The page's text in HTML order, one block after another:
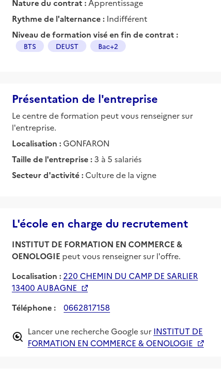
Nature du contrat : Apprentissage
Rythme de l'alternance : Indifférent
Niveau de formation visé en fin de contrat :
BTS DEUST Bac+2
Présentation de l'entreprise
Le centre de formation peut vous renseigner sur
l'entreprise.
Localisation :GONFARON
Taille de l'entreprise : 3 à 5 salariés
Secteur d'activité : Culture de la vigne
L'école en charge du recrutement
INSTITUT DE FORMATION EN COMMERCE &
OENOLOGIE peut vous renseigner sur l'offre.
Localisation : 220 CHEMIN DU CAMP DE SARLIER
13400 AUBAGNE
Téléphone :
0662817158
Lancer une recherche Google sur INSTITUT DE
FORMATION EN COMMERCE & OENOLOGIE